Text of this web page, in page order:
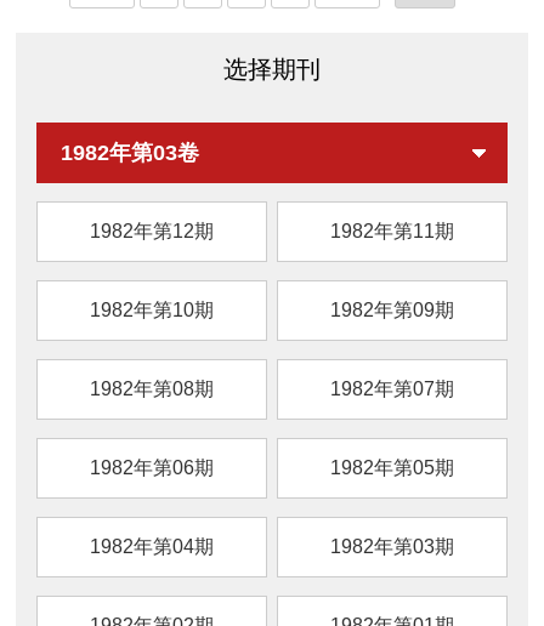
化鉴定出4 种具有抗氧化活性的新肽。本研究
撑和技术参考。
选择期刊
1982年第03卷
1982年第12期 1982年第11期
1982年第10期 1982年第09期
1982年第08期 1982年第07期
1982年第06期 1982年第05期
1982年第04期 1982年第03期